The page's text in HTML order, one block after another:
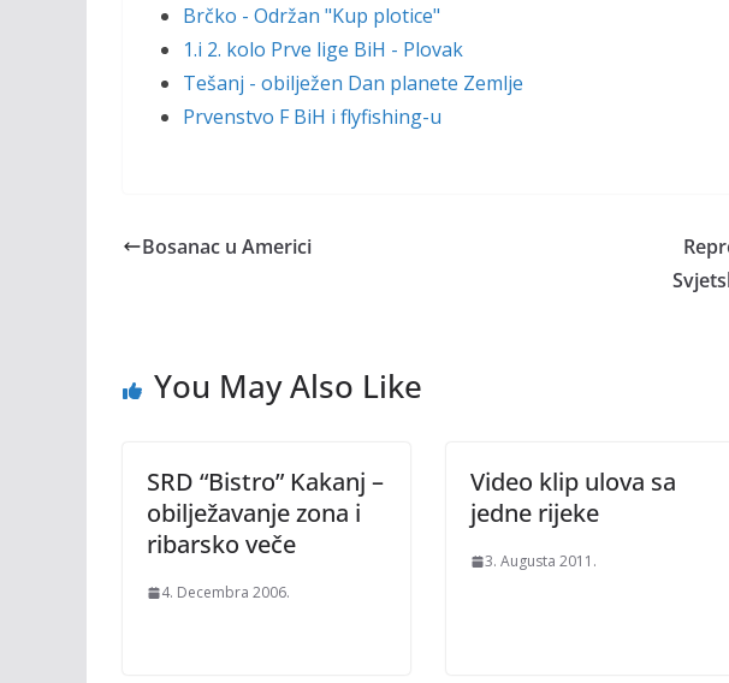
Brčko - Održan "Kup plotice"
1.i 2. kolo Prve lige BiH - Plovak
Tešanj - obilježen Dan planete Zemlje
Prvenstvo F BiH i flyfishing-u
Bosanac u Americi
You May Also Like
SRD “Bistro” Kakanj –
obilježavanje zona i
ribarsko veče
4. Decembra 2006.
Video klip ulova sa
jedne rijeke
3. Augusta 2011.